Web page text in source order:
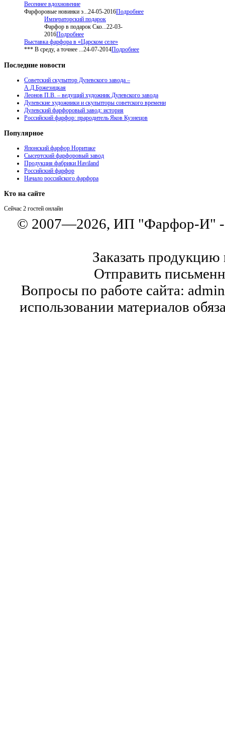
Весеннее вдохновение
Фарфоровые новинки э...24-05-2016Подробнее
Императорский подарок
Фарфор в подарок Ско...22-03-
2016Подробнее
Выставка фарфора в «Царском селе»
*** В среду, а точнее ...24-07-2014Подробнее
Последние новости
Советский скульптор Дулевского завода –
А.Д.Бржезицкая
Леонов П.В. – ведущий художник Дулевского завода
Дулевские художники и скульпторы советского времени
Дулевский фарфоровый завод: история
Российский фарфор: прародитель Яков Кузнецов
Популярное
Японский фарфор Норитаке
Сысертский фарфоровый завод
Продукция фабрики Haviland
Российский фарфор
Начало российского фарфора
Кто на сайте
Сейчас 2 гостей онлайн
© 2007—2026, ИП "Фарфор-И" -
Заказать
Отправить
Вопросы по работе сайта:
использовании материалов